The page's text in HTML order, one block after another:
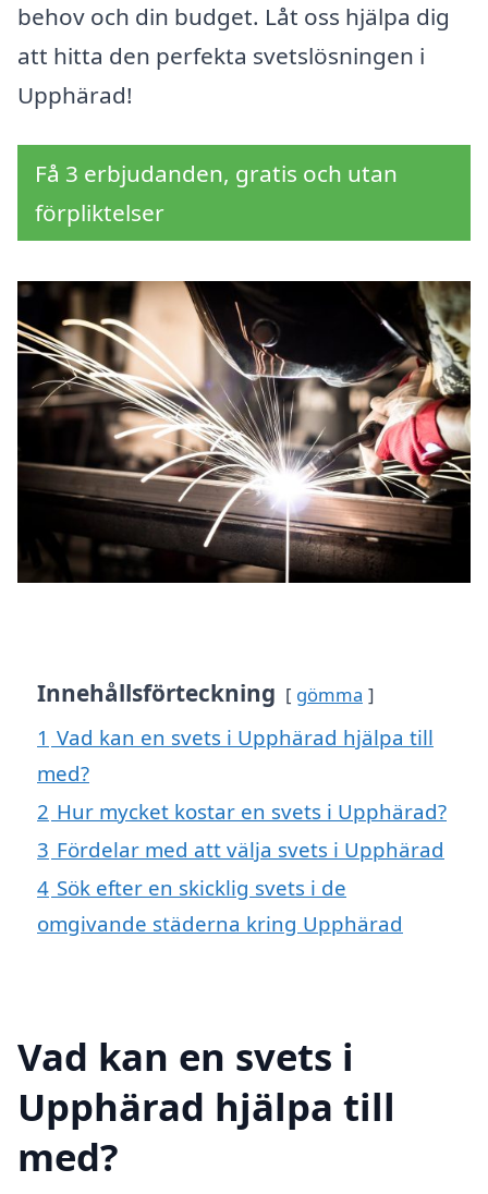
behov och din budget. Låt oss hjälpa dig
att hitta den perfekta svetslösningen i
Upphärad!
Få 3 erbjudanden, gratis och utan
förpliktelser
Innehållsförteckning gömma
1 Vad kan en svets i Upphärad hjälpa till
med?
2 Hur mycket kostar en svets i Upphärad?
3 Fördelar med att välja svets i Upphärad
4 Sök efter en skicklig svets i de
omgivande städerna kring Upphärad
Vad kan en svets i
Upphärad hjälpa till
med?